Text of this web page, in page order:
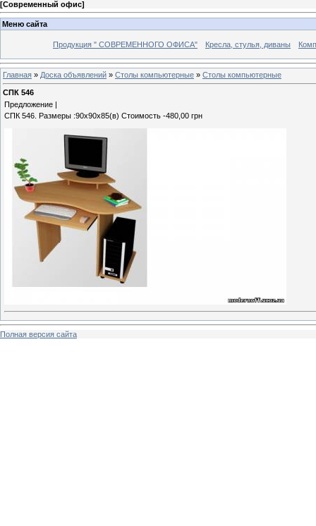
[Современный офис]
Меню сайта
Продукция " СОВРЕМЕННОГО ОФИСА" Кресла, стулья, диваны
Главная » Доска объявлений » Столы компьютерные » Столы компьютерные
СПК 546
Предложение |
СПК 546. Размеры :90х90х85(в) Стоимость -480,00 грн
Полная версия сайта